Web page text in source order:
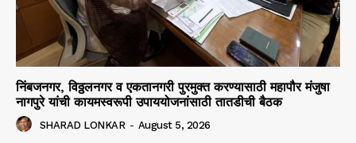
निंबजनगर, विठ्ठलनगर व एकतानगरी पुरमुक्त करण्यासाठी महापौर मंजुषा
नागपुरे यांची कायमस्वरूपी उपाययोजनांसाठी तातडीची बैठक
SHARAD LONKAR - August 5, 2026